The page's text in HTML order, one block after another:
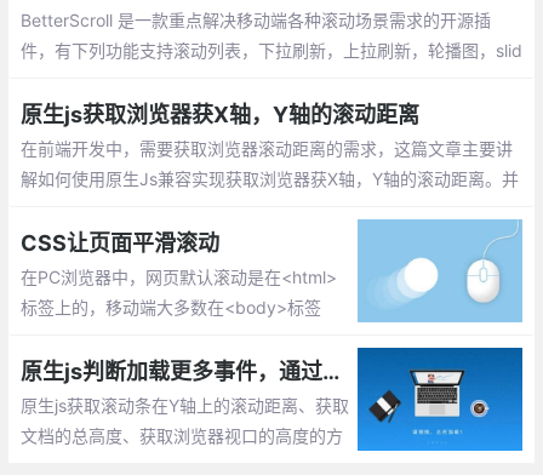
BetterScroll 是一款重点解决移动端各种滚动场景需求的开源插
件，有下列功能支持滚动列表，下拉刷新，上拉刷新，轮播图，slid
淡出来确保滚动的流畅。
原生js获取浏览器获X轴，Y轴的滚动距离
在前端开发中，需要获取浏览器滚动距离的需求，这篇文章主要讲
解如何使用原生Js兼容实现获取浏览器获X轴，Y轴的滚动距离。并
CSS让页面平滑滚动
在PC浏览器中，网页默认滚动是在<html>
标签上的，移动端大多数在<body>标签
么一条规则：凡是需要滚动的地方都加一句s
croll-behavior:smooth就好了！
原生js判断加载更多事件，通过获取页面滚动距离、文档总高度、浏览器视口高度
原生js获取滚动条在Y轴上的滚动距离、获取
文档的总高度、获取浏览器视口的高度的方